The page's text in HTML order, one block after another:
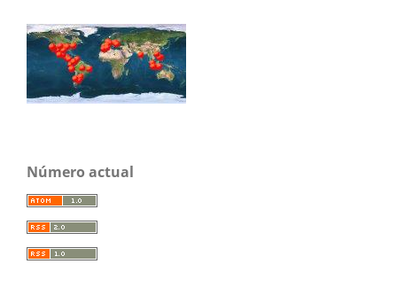
Número actual